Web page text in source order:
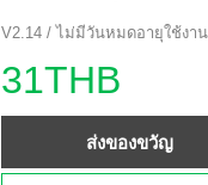
V2.14 / ไม่มีวันหมดอายุใช้งาน
31THB
ส่งของขวัญ